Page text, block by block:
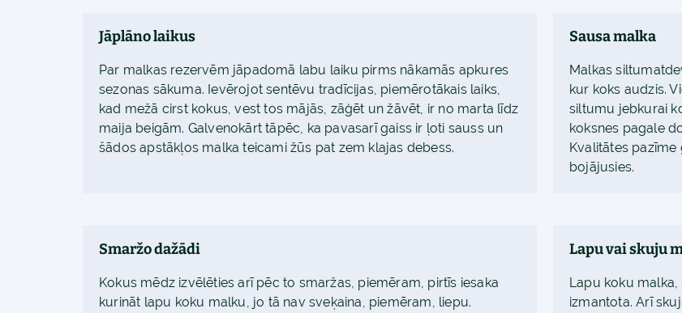
Jāplāno laikus
Par malkas rezervēm jāpadomā labu laiku pirms nākamās apkures
sezonas sākuma. Ievērojot sentēvu tradīcijas, piemērotākais laiks,
kad mežā cirst kokus, vest tos mājās, zāģēt un žāvēt, ir no marta līdz
maija beigām. Galvenokārt tāpēc, ka pavasarī gaiss ir ļoti sauss un
šādos apstākļos malka teicami žūs pat zem klajas debess.
Sausa malka
Malkas
kur koks audzis.
siltumu jebkurai
koksnes pagale
Kvalitātes pazīme
bojājusies.
Smaržo dažādi
Kokus mēdz izvēlēties arī pēc to smaržas, piemēram, pirtīs iesaka
kurināt lapu koku malku, jo tā nav sveķaina, piemēram, liepu.
Lapu vai skuju
Lapu koku
izmantota. Arī